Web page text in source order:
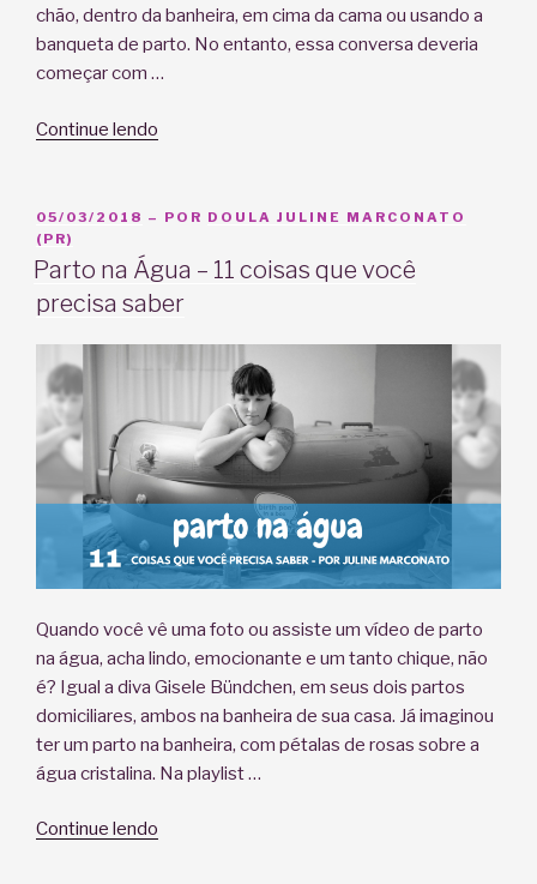
chão, dentro da banheira, em cima da cama ou usando a
banqueta de parto. No entanto, essa conversa deveria
começar com …
Continue lendo
faz
para
você?
benefícios!”
PUBLICADO
EM
05/03/2018 – POR DOULA JULINE MARCONATO
(PR)
Parto na Água – 11 coisas que você
precisa saber
Quando você vê uma foto ou assiste um vídeo de parto
na água, acha lindo, emocionante e um tanto chique, não
é? Igual a diva Gisele Bündchen, em seus dois partos
domiciliares, ambos na banheira de sua casa. Já imaginou
ter um parto na banheira, com pétalas de rosas sobre a
água cristalina. Na playlist …
Continue lendo